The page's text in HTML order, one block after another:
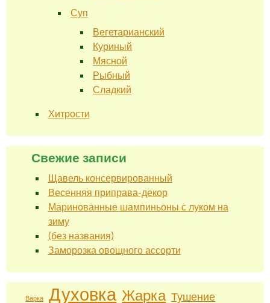
Суп
Вегетарианский
Куриный
Мясной
Рыбный
Сладкий
Хитрости
Свежие записи
Щавель консервированный
Весенняя приправа-декор
Маринованные шампиньоны с луком на
зиму
(без названия)
Заморозка овощного ассорти
Варка Духовка Жарка Тушение